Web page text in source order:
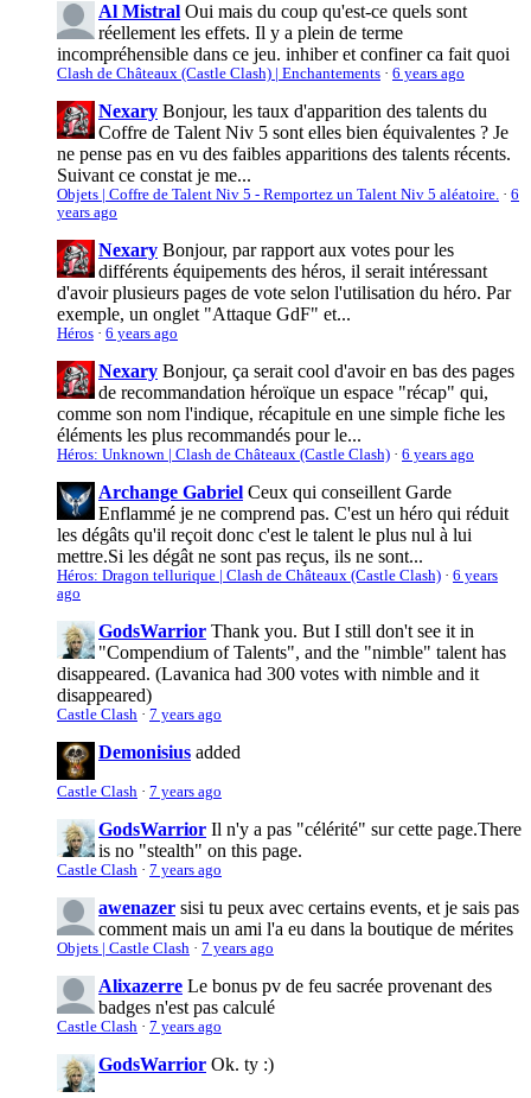
Al Mistral Oui mais du coup qu'est-ce quels sont
réellement les effets. Il y a plein de terme
incompréhensible dans ce jeu. inhiber et confiner ca fait quoi
Clash de Châteaux (Castle Clash) | Enchantements · 6 years ago
Nexary Bonjour, les taux d'apparition des talents du
Coffre de Talent Niv 5 sont elles bien équivalentes ? Je
ne pense pas en vu des faibles apparitions des talents récents.
Suivant ce constat je me...
Objets | Coffre de Talent Niv 5 - Remportez un Talent Niv 5 aléatoire. · 6
years ago
Nexary Bonjour, par rapport aux votes pour les
différents équipements des héros, il serait intéressant
d'avoir plusieurs pages de vote selon l'utilisation du héro. Par
exemple, un onglet "Attaque GdF" et...
Héros · 6 years ago
Nexary Bonjour, ça serait cool d'avoir en bas des pages
de recommandation héroïque un espace "récap" qui,
comme son nom l'indique, récapitule en une simple fiche les
éléments les plus recommandés pour le...
Héros: Unknown | Clash de Châteaux (Castle Clash) · 6 years ago
Archange Gabriel Ceux qui conseillent Garde
Enflammé je ne comprend pas. C'est un héro qui réduit
les dégâts qu'il reçoit donc c'est le talent le plus nul à lui
mettre.Si les dégât ne sont pas reçus, ils ne sont...
Héros: Dragon tellurique | Clash de Châteaux (Castle Clash) · 6 years
ago
GodsWarrior Thank you. But I still don't see it in
"Compendium of Talents", and the "nimble" talent has
disappeared. (Lavanica had 300 votes with nimble and it
disappeared)
Castle Clash · 7 years ago
Demonisius added
Castle Clash · 7 years ago
GodsWarrior Il n'y a pas "célérité" sur cette page.There
is no "stealth" on this page.
Castle Clash · 7 years ago
awenazer sisi tu peux avec certains events, et je sais pas
comment mais un ami l'a eu dans la boutique de mérites
Objets | Castle Clash · 7 years ago
Alixazerre Le bonus pv de feu sacrée provenant des
badges n'est pas calculé
Castle Clash · 7 years ago
GodsWarrior Ok. ty :)